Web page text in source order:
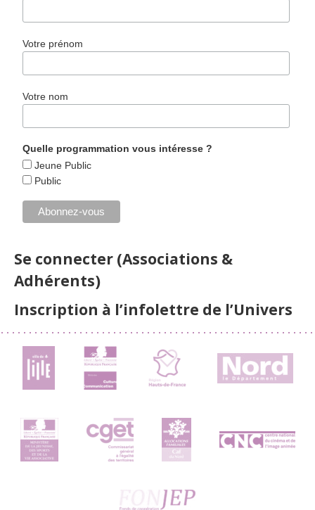
Votre prénom
Votre nom
Quelle programmation vous intéresse ?
Jeune Public
Public
Se connecter (Associations &
Adhérents)
Inscription à l’infolettre de l’Univers